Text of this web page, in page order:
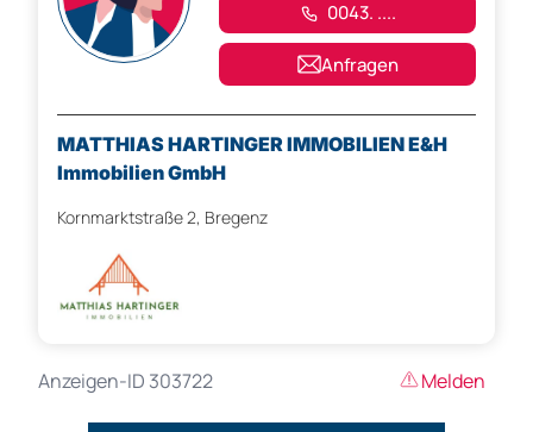
0043. ....
Anfragen
MATTHIAS HARTINGER IMMOBILIEN E&H
Immobilien GmbH
Kornmarktstraße 2, Bregenz
Anzeigen-ID 303722 Melden